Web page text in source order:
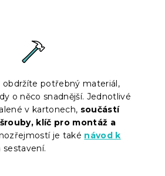
obdržíte potřebný materiál,
o něco snadnější. Jednotlivé
v kartonech, součástí
klíč pro montáž a
je také návod k
sestavení.